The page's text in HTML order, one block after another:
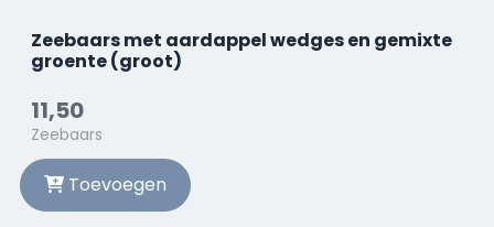
Zeebaars met aardappel wedges en gemixte
groente (groot)
11,50
Zeebaars
Toevoegen